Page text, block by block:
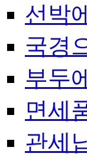
선박
국경
부두
면세
관세